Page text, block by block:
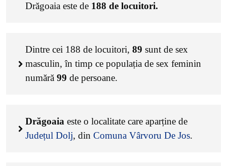
Drăgoaia este de 188 de locuitori.
Dintre cei 188 de locuitori, 89 sunt de sex
masculin, în timp ce populația de sex feminin
numără 99 de persoane.
Drăgoaia este o localitate care aparține de
Județul Dolj, din Comuna Vârvoru De Jos.